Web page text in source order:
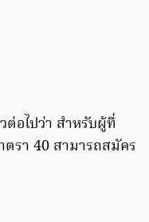
อไปว่า สำหรับผู้ที่
รา 40 สามารถสมัคร